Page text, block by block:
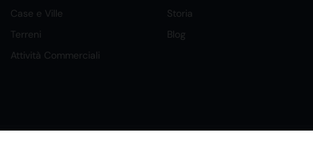
Case e Ville
Terreni
Attività Commerciali
Storia
Blog